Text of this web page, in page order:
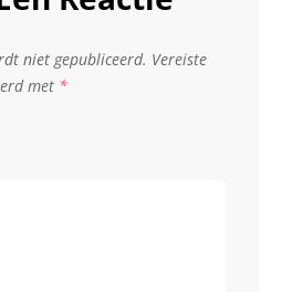
niet gepubliceerd. Vereiste
met *